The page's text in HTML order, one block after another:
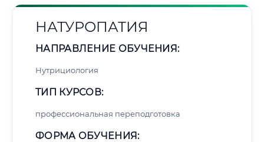
НАТУРОПАТИЯ
НАПРАВЛЕНИЕ ОБУЧЕНИЯ:
Нутрициология
ТИП КУРСОВ:
профессиональная переподготовка
ФОРМА ОБУЧЕНИЯ: